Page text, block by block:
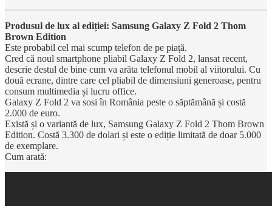
Produsul de lux al ediției: Samsung Galaxy Z Fold 2 Thom
Brown Edition
Este probabil cel mai scump telefon de pe piață.
Cred că noul smartphone pliabil Galaxy Z Fold 2, lansat recent,
descrie destul de bine cum va arăta telefonul mobil al viitorului. Cu
două ecrane, dintre care cel pliabil de dimensiuni generoase, pentru
consum multimedia și lucru office.
Galaxy Z Fold 2 va sosi în România peste o săptămână și costă
2.000 de euro.
Există și o variantă de lux, Samsung Galaxy Z Fold 2 Thom Brown
Edition. Costă 3.300 de dolari și este o ediție limitată de doar 5.000
de exemplare.
Cum arată: